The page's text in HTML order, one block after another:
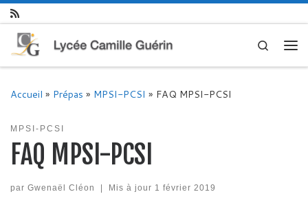
Skip to content
Search
Accueil » Prépas » MPSI-PCSI » FAQ MPSI-PCSI
MPSI-PCSI
FAQ MPSI-PCSI
par Gwenaël Cléon | Mis à jour 1 février 2019